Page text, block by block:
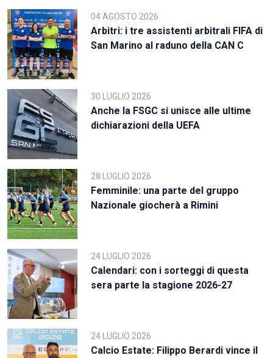
04 AGOSTO 2026
Arbitri: i tre assistenti arbitrali FIFA di
San Marino al raduno della CAN C
30 LUGLIO 2026
Anche la FSGC si unisce alle ultime
dichiarazioni della UEFA
28 LUGLIO 2026
Femminile: una parte del gruppo
Nazionale giocherà a Rimini
24 LUGLIO 2026
Calendari: con i sorteggi di questa
sera parte la stagione 2026-27
24 LUGLIO 2026
Calcio Estate: Filippo Berardi vince il